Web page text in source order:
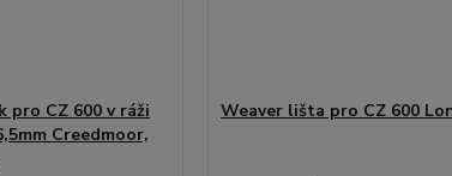
pro CZ 600 v ráži
Creedmoor,
Weaver lišta pro CZ 600